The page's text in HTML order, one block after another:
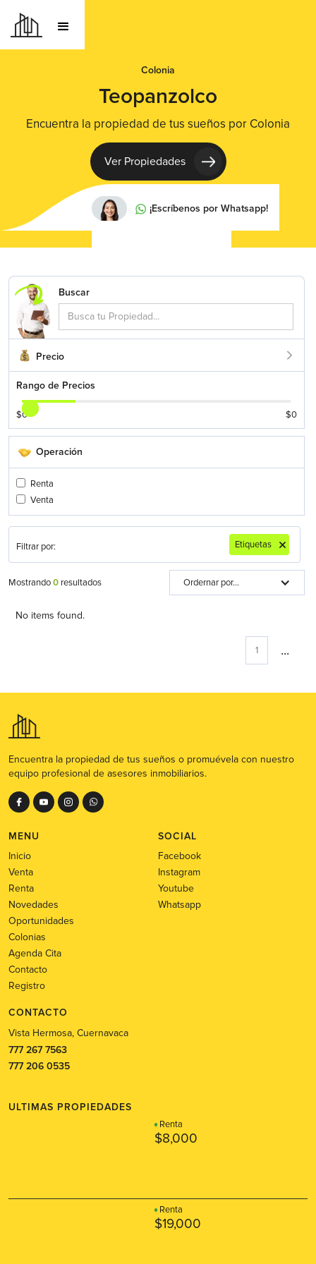
Colonia
Teopanzolco
Encuentra la propiedad de tus sueños por Colonia
Ver Propiedades
¡Escríbenos por Whatsapp!
Buscar
Precio
Rango de Precios
$0 $0
Operación
Renta
Venta
Filtrar por: Etiquetas
Mostrando0 resultados Ordernar por...
No items found.
1 ...
Encuentra la propiedad de tus sueños o promuévela con nuestro
equipo profesional de asesores inmobiliarios.
MENU
Inicio
Venta
Renta
Novedades
Oportunidades
Colonias
Agenda Cita
Contacto
Registro
SOCIAL
Facebook
Instagram
Youtube
Whatsapp
CONTACTO
Vista Hermosa, Cuernavaca
777 267 7563
777 206 0535
ULTIMAS PROPIEDADES
Renta
$8,000
Renta
$19,000